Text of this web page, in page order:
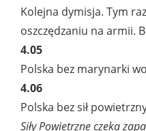
Kolejna dymisja. Tym
oszczędzaniu na armii.
4.05
Polska bez marynarki
4.06
Polska bez sił
Siły Powietrzne czeka